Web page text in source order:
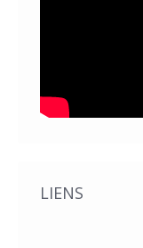
LIENS